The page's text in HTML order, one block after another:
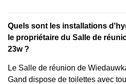
Quels sont les installations
le propriétaire du Salle de
23w ?
Le Salle de réunion de
Gand dispose de toilettes avec